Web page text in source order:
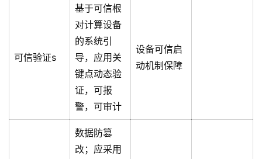
可信验证s
基于可信根
对计算设备
的系统引
导，应用关
键点动态验
证，可报
警，可审计
设备可信启
动机制保障
数据防篡
改；应采用